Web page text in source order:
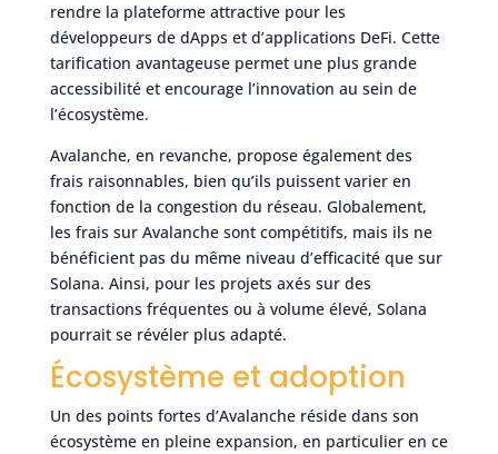
rendre la plateforme attractive pour les
développeurs de dApps et d’applications DeFi. Cette
tarification avantageuse permet une plus grande
accessibilité et encourage l’innovation au sein de
l’écosystème.
Avalanche, en revanche, propose également des
frais raisonnables, bien qu’ils puissent varier en
fonction de la congestion du réseau. Globalement,
les frais sur Avalanche sont compétitifs, mais ils ne
bénéficient pas du même niveau d’efficacité que sur
Solana. Ainsi, pour les projets axés sur des
transactions fréquentes ou à volume élevé, Solana
pourrait se révéler plus adapté.
Écosystème et adoption
Un des points fortes d’Avalanche réside dans son
écosystème en pleine expansion, en particulier en ce